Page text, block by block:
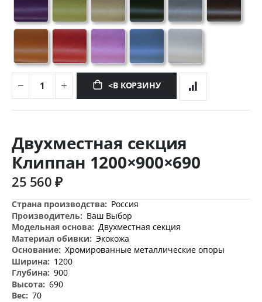
<В КОРЗИНУ
началу
галереи
изображений
Двухместная секция
Клиппан 1200×900×690
25 560 ₽
Дополнительная
информация
Россия
Ваш Выбор
Двухместная секция
Экокожа
Хромированные металлические опоры
1200
900
690
70